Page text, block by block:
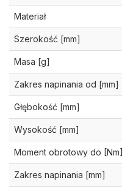
Materiał
Szerokość [mm]
Masa [g]
Zakres napinania od [mm]
Głębokość [mm]
Wysokość [mm]
Moment obrotowy do [Nm]
Zakres napinania [mm]